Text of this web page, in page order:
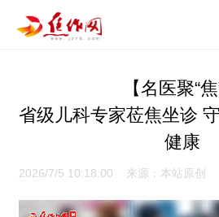
【名医聚“焦
省级儿科专家莅焦坐诊
健康
2026/7/5 10:18:00 来源：本站原创